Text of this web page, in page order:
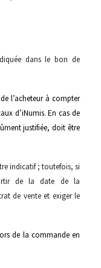
dans le bon de
l’acheteur à compter
d’iNumis. En cas de
justifiée, doit être
indicatif ; toutefois, si
de la date de la
de vente et exiger le
de la commande en